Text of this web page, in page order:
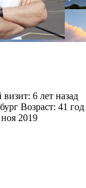
6 лет назад
Возраст: 41 год
2019